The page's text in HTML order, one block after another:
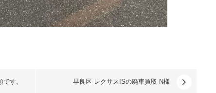
す。 早良区 レクサスISの廃車買取 N様